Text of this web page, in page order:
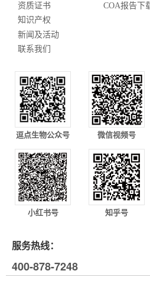
资质证书
知识产权
新闻及活动
联系我们
COA报告下
逗点生物公众号 微信视频号
小红书号 知乎号
服务热线：
400-878-7248